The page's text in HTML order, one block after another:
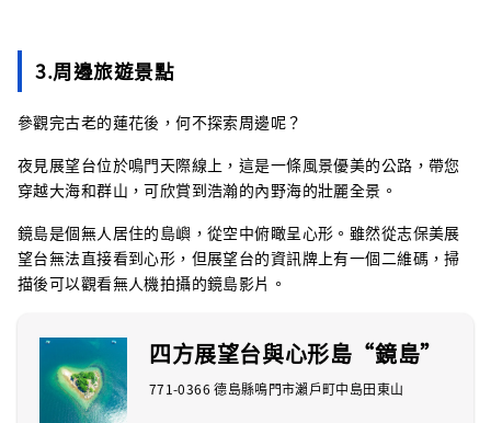
3.周邊旅遊景點
參觀完古老的蓮花後，何不探索周邊呢？
夜見展望台位於鳴門天際線上，這是一條風景優美的公路，帶您
穿越大海和群山，可欣賞到浩瀚的內野海的壯麗全景。
鏡島是個無人居住的島嶼，從空中俯瞰呈心形。雖然從志保美展
望台無法直接看到心形，但展望台的資訊牌上有一個二維碼，掃
描後可以觀看無人機拍攝的鏡島影片。
四方展望台與心形島“鏡島”
771-0366 德島縣鳴門市瀨戶町中島田東山